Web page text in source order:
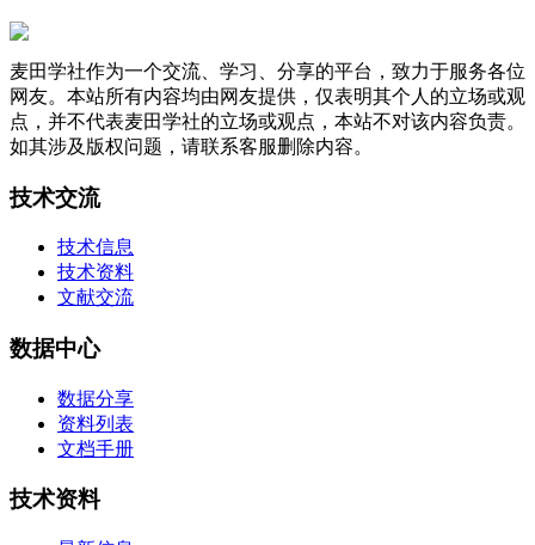
麦田学社作为一个交流、学习、分享的平台，致力于服务各位
网友。本站所有内容均由网友提供，仅表明其个人的立场或观
点，并不代表麦田学社的立场或观点，本站不对该内容负责。
如其涉及版权问题，请联系客服删除内容。
技术交流
技术信息
技术资料
文献交流
数据中心
数据分享
资料列表
文档手册
技术资料